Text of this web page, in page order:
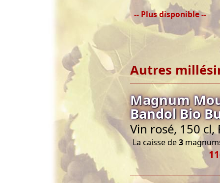
-- Plus disponible --
Autres
Magnum
Bandol Bio
Vin rosé, 150 cl,
La caisse de3